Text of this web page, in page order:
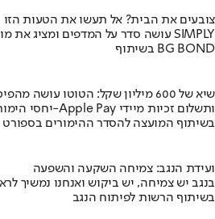
צובעים את הבית? אל תעשו את הטעות הזו
מומחה BG BOND עושה סדר על המדפים ומציג את מותג הצבע SIMPLY
בשיתוף BG BOND
שיא של 600 מיליון שקל: הטוטו עושה מהפיכה
יחסי הימור משופרים, הפקדות ב-Apple Pay ותשלום זכיות מיידי
בשיתוף המועצה להסדר ההימורים בספורט
ועידת הנגב: צמיחה השקעה והשפעה
בנגב יש צמיחה, יש ביקוש ואנחנו נמשיך
בשיתוף הרשות לפיתוח הנגב